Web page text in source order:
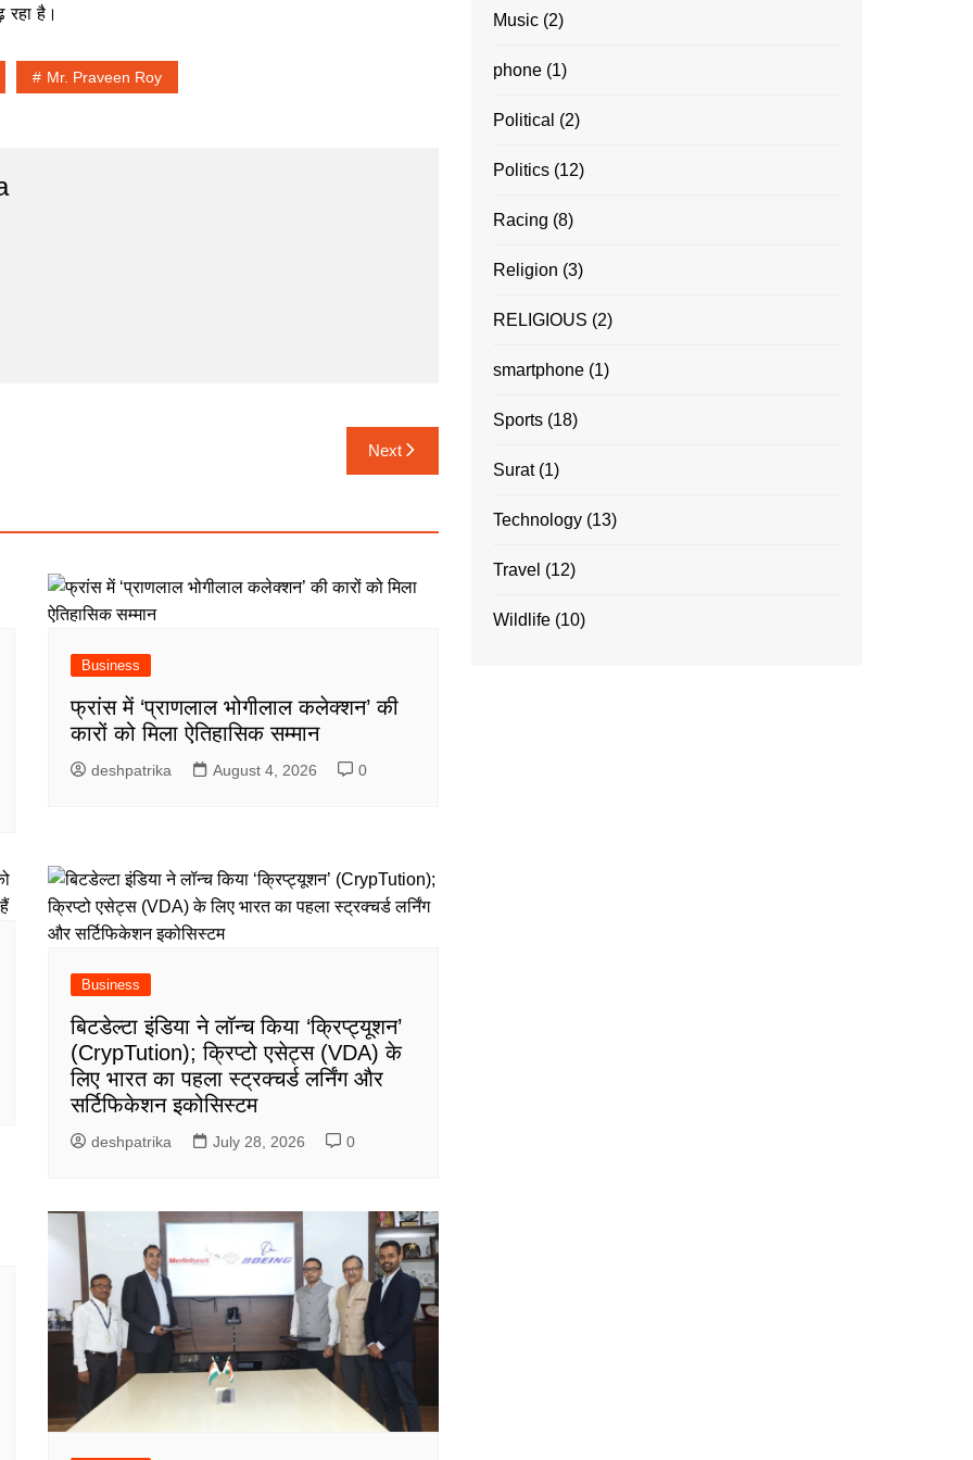
है।
Mr. Praveen Roy
Next
Business
फ्रांस में ‘प्राणलाल भोगीलाल कलेक्शन’ की
कारों को मिला ऐतिहासिक सम्मान
deshpatrika August 4, 2026 0
Business
बिटडेल्टा इंडिया ने लॉन्च किया ‘क्रिप्ट्यूशन’
(CrypTution); क्रिप्टो एसेट्स (VDA) के
लिए भारत का पहला स्ट्रक्चर्ड लर्निंग और
सर्टिफिकेशन इकोसिस्टम
deshpatrika July 28, 2026 0
Music (2)
phone (1)
Political (2)
Politics (12)
Racing (8)
Religion (3)
RELIGIOUS (2)
smartphone (1)
Sports (18)
Surat(1)
Technology (13)
Travel (12)
Wildlife (10)